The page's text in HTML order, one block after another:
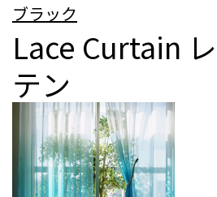
ブラック
Lace Curtain
テン